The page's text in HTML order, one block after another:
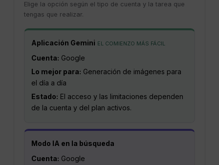
Elige la opción según el tipo de cuenta y la tarea que
tengas que realizar.
Aplicación Gemini EL COMIENZO MÁS FÁCIL
Cuenta: Google
Lo mejor para: Generación de imágenes para
el día a día
Estado: El acceso y las limitaciones dependen
de la cuenta y del plan activos.
Modo IA en la búsqueda
Cuenta: Google